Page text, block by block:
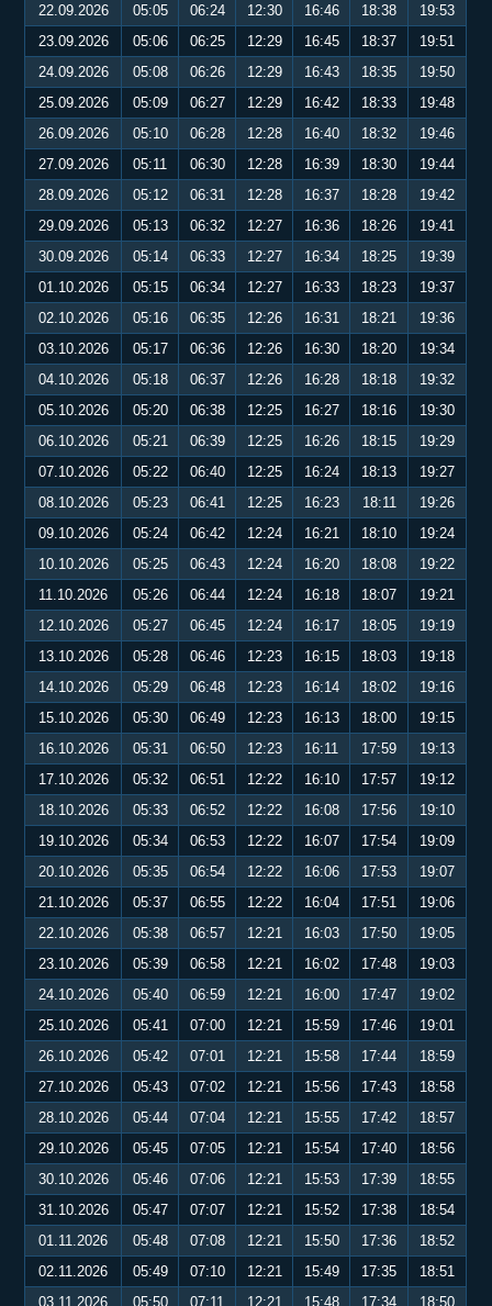
22.09.2026
05:05 06:24 12:30 16:46 18:38
19:53
23.09.2026
05:06 06:25 12:29 16:45 18:37
19:51
24.09.2026
05:08 06:26 12:29 16:43 18:35
19:50
25.09.2026
05:09 06:27 12:29 16:42 18:33
19:48
26.09.2026
05:10 06:28 12:28 16:40 18:32
19:46
27.09.2026
05:11 06:30 12:28 16:39 18:30
19:44
28.09.2026
05:12 06:31 12:28 16:37 18:28
19:42
29.09.2026
05:13 06:32 12:27 16:36 18:26
19:41
30.09.2026
05:14 06:33 12:27 16:34 18:25
19:39
01.10.2026
05:15 06:34 12:27 16:33 18:23
19:37
02.10.2026
05:16 06:35 12:26 16:31 18:21
19:36
03.10.2026
05:17 06:36 12:26 16:30 18:20
19:34
04.10.2026
05:18 06:37 12:26 16:28 18:18
19:32
05.10.2026
05:20 06:38 12:25 16:27 18:16
19:30
06.10.2026
05:21 06:39 12:25 16:26 18:15
19:29
07.10.2026
05:22 06:40 12:25 16:24 18:13
19:27
08.10.2026
05:23 06:41 12:25 16:23 18:11
19:26
09.10.2026
05:24 06:42 12:24 16:21 18:10
19:24
10.10.2026
05:25 06:43 12:24 16:20 18:08
19:22
11.10.2026
05:26 06:44 12:24 16:18 18:07
19:21
12.10.2026
05:27 06:45 12:24 16:17 18:05
19:19
13.10.2026
05:28 06:46 12:23 16:15 18:03
19:18
14.10.2026
05:29 06:48 12:23 16:14 18:02
19:16
15.10.2026
05:30 06:49 12:23 16:13 18:00
19:15
16.10.2026
05:31 06:50 12:23 16:11 17:59
19:13
17.10.2026
05:32 06:51 12:22 16:10 17:57
19:12
18.10.2026
05:33 06:52 12:22 16:08 17:56
19:10
19.10.2026
05:34 06:53 12:22 16:07 17:54
19:09
20.10.2026
05:35 06:54 12:22 16:06 17:53
19:07
21.10.2026
05:37 06:55 12:22 16:04 17:51
19:06
22.10.2026
05:38 06:57 12:21 16:03 17:50
19:05
23.10.2026
05:39 06:58 12:21 16:02 17:48
19:03
24.10.2026
05:40 06:59 12:21 16:00 17:47
19:02
25.10.2026
05:41 07:00 12:21 15:59 17:46
19:01
26.10.2026
05:42 07:01 12:21 15:58 17:44
18:59
27.10.2026
05:43 07:02 12:21 15:56 17:43
18:58
28.10.2026
05:44 07:04 12:21 15:55 17:42
18:57
29.10.2026
05:45 07:05 12:21 15:54 17:40
18:56
30.10.2026
05:46 07:06 12:21 15:53 17:39
18:55
31.10.2026
05:47 07:07 12:21 15:52 17:38
18:54
01.11.2026
05:48 07:08 12:21 15:50 17:36
18:52
02.11.2026
05:49 07:10 12:21 15:49 17:35
18:51
03.11.2026
05:50 07:11 12:21 15:48 17:34 18:50